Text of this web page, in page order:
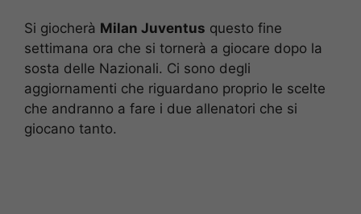
Si giocherà Milan Juventus questo fine
settimana ora che si tornerà a giocare dopo la
sosta delle Nazionali. Ci sono degli
aggiornamenti che riguardano proprio le scelte
che andranno a fare i due allenatori che si
giocano tanto.